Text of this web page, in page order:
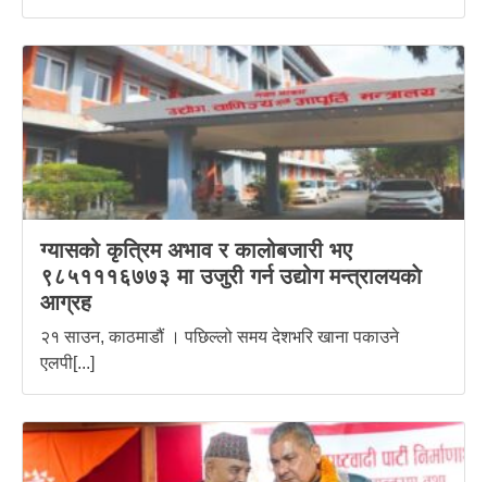
ग्यासको कृत्रिम अभाव र कालोबजारी भए
९८५१११६७७३ मा उजुरी गर्न उद्योग मन्त्रालयकाे
आग्रह
२१ साउन, काठमाडौं । पछिल्लो समय देशभरि खाना पकाउने
एलपी[...]